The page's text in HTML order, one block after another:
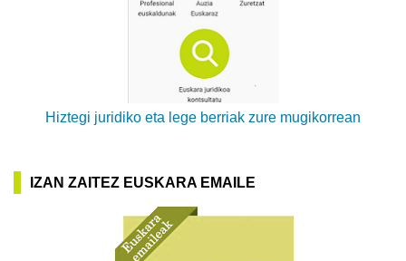
Hiztegi juridiko eta lege berriak zure mugikorrean
IZAN ZAITEZ EUSKARA EMAILE